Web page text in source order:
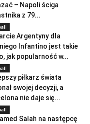
– Napoli ściga
z 79...
Argentyny dla
Infantino jest takie
jak popularność w...
piłkarz świata
swojej decyzji, a
nie daje się...
Salah na następcę